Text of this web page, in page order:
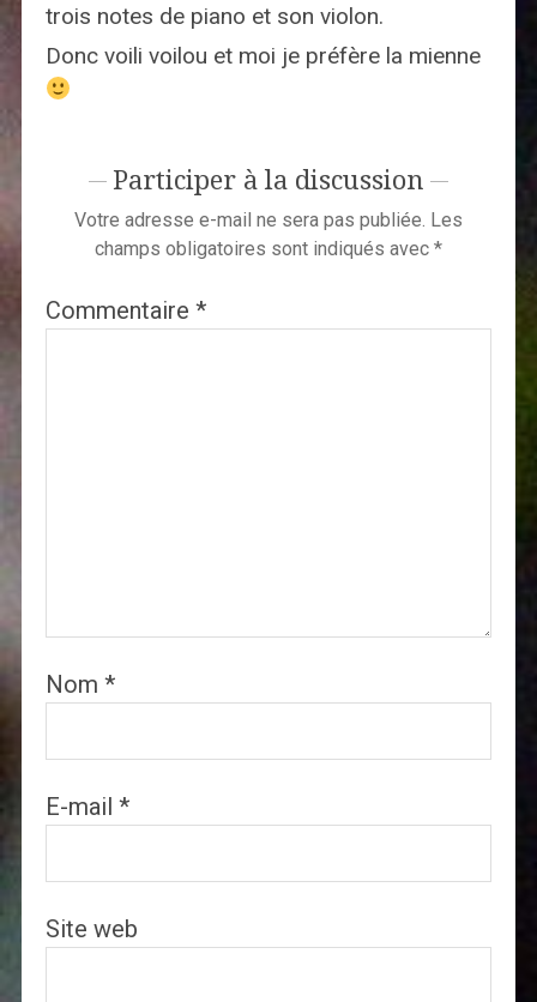
trois notes de piano et son violon.
Donc voili voilou et moi je préfère la mienne
Participer à la discussion
Votre adresse e-mail ne sera pas publiée. Les
champs obligatoires sont indiqués avec *
Commentaire *
Nom *
E-mail *
Site web